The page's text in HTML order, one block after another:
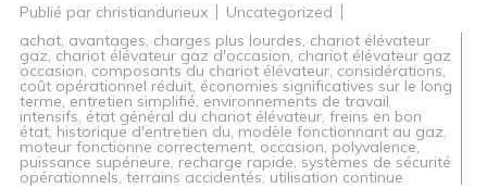
Publié par christiandurieux
Uncategorized
achat avantages charges plus lourdes chariot élévateur
gaz chariot élévateur gaz d'occasion chariot élévateur gaz
occasion composants du chariot élévateur considérations
coût opérationnel réduit économies significatives sur le long
terme ,entretien simplifié environnements de travail
intensifs état général du chariot élévateur freins en bon
état historique d'entretien du modèle fonctionnant au gaz
moteur fonctionne correctement occasion polyvalence,
puissance supérieure recharge rapide systèmes de sécurité
opérationnels terrains accidentés, utilisation continue